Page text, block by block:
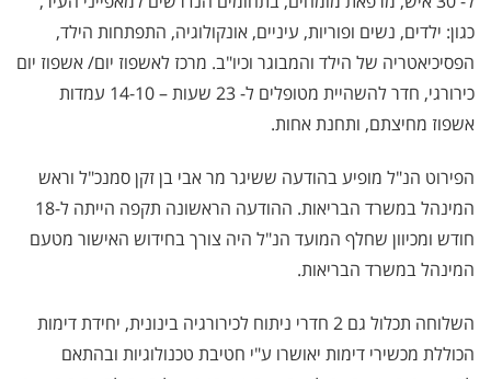
כגון: ילדים, נשים ופוריות, עיניים, אונקולוגיה, התפתחות הילד,
הפסיכיאטריה של הילד והמבוגר וכיו"ב. מרכז לאשפוז יום/ אשפוז יום
כירורגי,
חדר להשהיית מטופלים ל- 23 שעות – 14-10 עמדות
אשפוז מחיצתם, ותחנת אחות.
הפירוט הנ"ל מופיע בהודעה ששיגר מר אבי בן זקן סמנכ"ל וראש
המינהל במשרד הבריאות. ההודעה הראשונה תקפה הייתה ל-18
חודש ומכיוון שחלף המועד הנ"ל היה צורך בחידוש האישור מטעם
המינהל במשרד הבריאות.
השלוחה תכלול גם 2 חדרי ניתוח לכירורגיה בינונית, יחידת דימות
הכוללת מכשירי דימות יאושרו ע"י חטיבת טכנולוגיות ובהתאם